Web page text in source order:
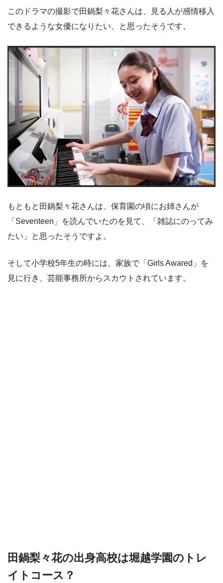
このドラマの撮影で田鍋梨々花さんは、見る人が感情移入
できるような女優になりたい、と思ったそうです。
もともと田鍋梨々花さんは、保育園の頃にお姉さんが
「Seventeen」を読んでいたのを見て、「雑誌にのってみ
たい」と思ったそうですよ。
そして小学校5年生の時には、家族で「Girls Awared」を
見に行き、芸能事務所からスカウトされています。
田鍋梨々花の出身高校は堀越学園のトレ
イトコース？